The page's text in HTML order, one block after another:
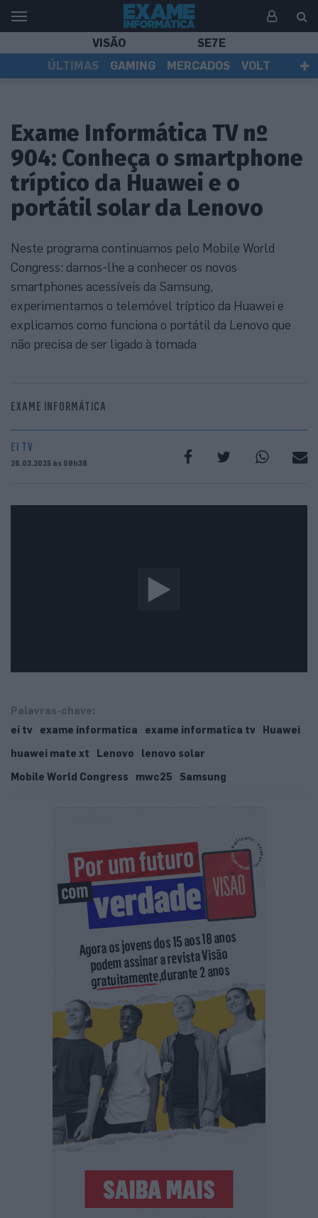
VISÃO
SE7E
ÚLTIMAS
GAMING MERCADOS
VOLT
Exame Informática TV nº
904: Conheça o smartphone
tríptico da Huawei e o
portátil solar da Lenovo
Neste programa continuamos pelo Mobile World
Congress: damos-lhe a conhecer os novos
smartphones acessíveis da Samsung,
experimentamos o telemóvel tríptico da Huawei e
explicamos como funciona o portátil da Lenovo que
não precisa de ser ligado à tomada
EXAME INFORMÁTICA
EI TV
26.03.2025 às 09h38
Palavras-chave:
ei tv
exame informatica exame informatica tv
Huawei
huawei mate xt
Lenovo
lenovo solar
Mobile World Congress
mwc25 Samsung